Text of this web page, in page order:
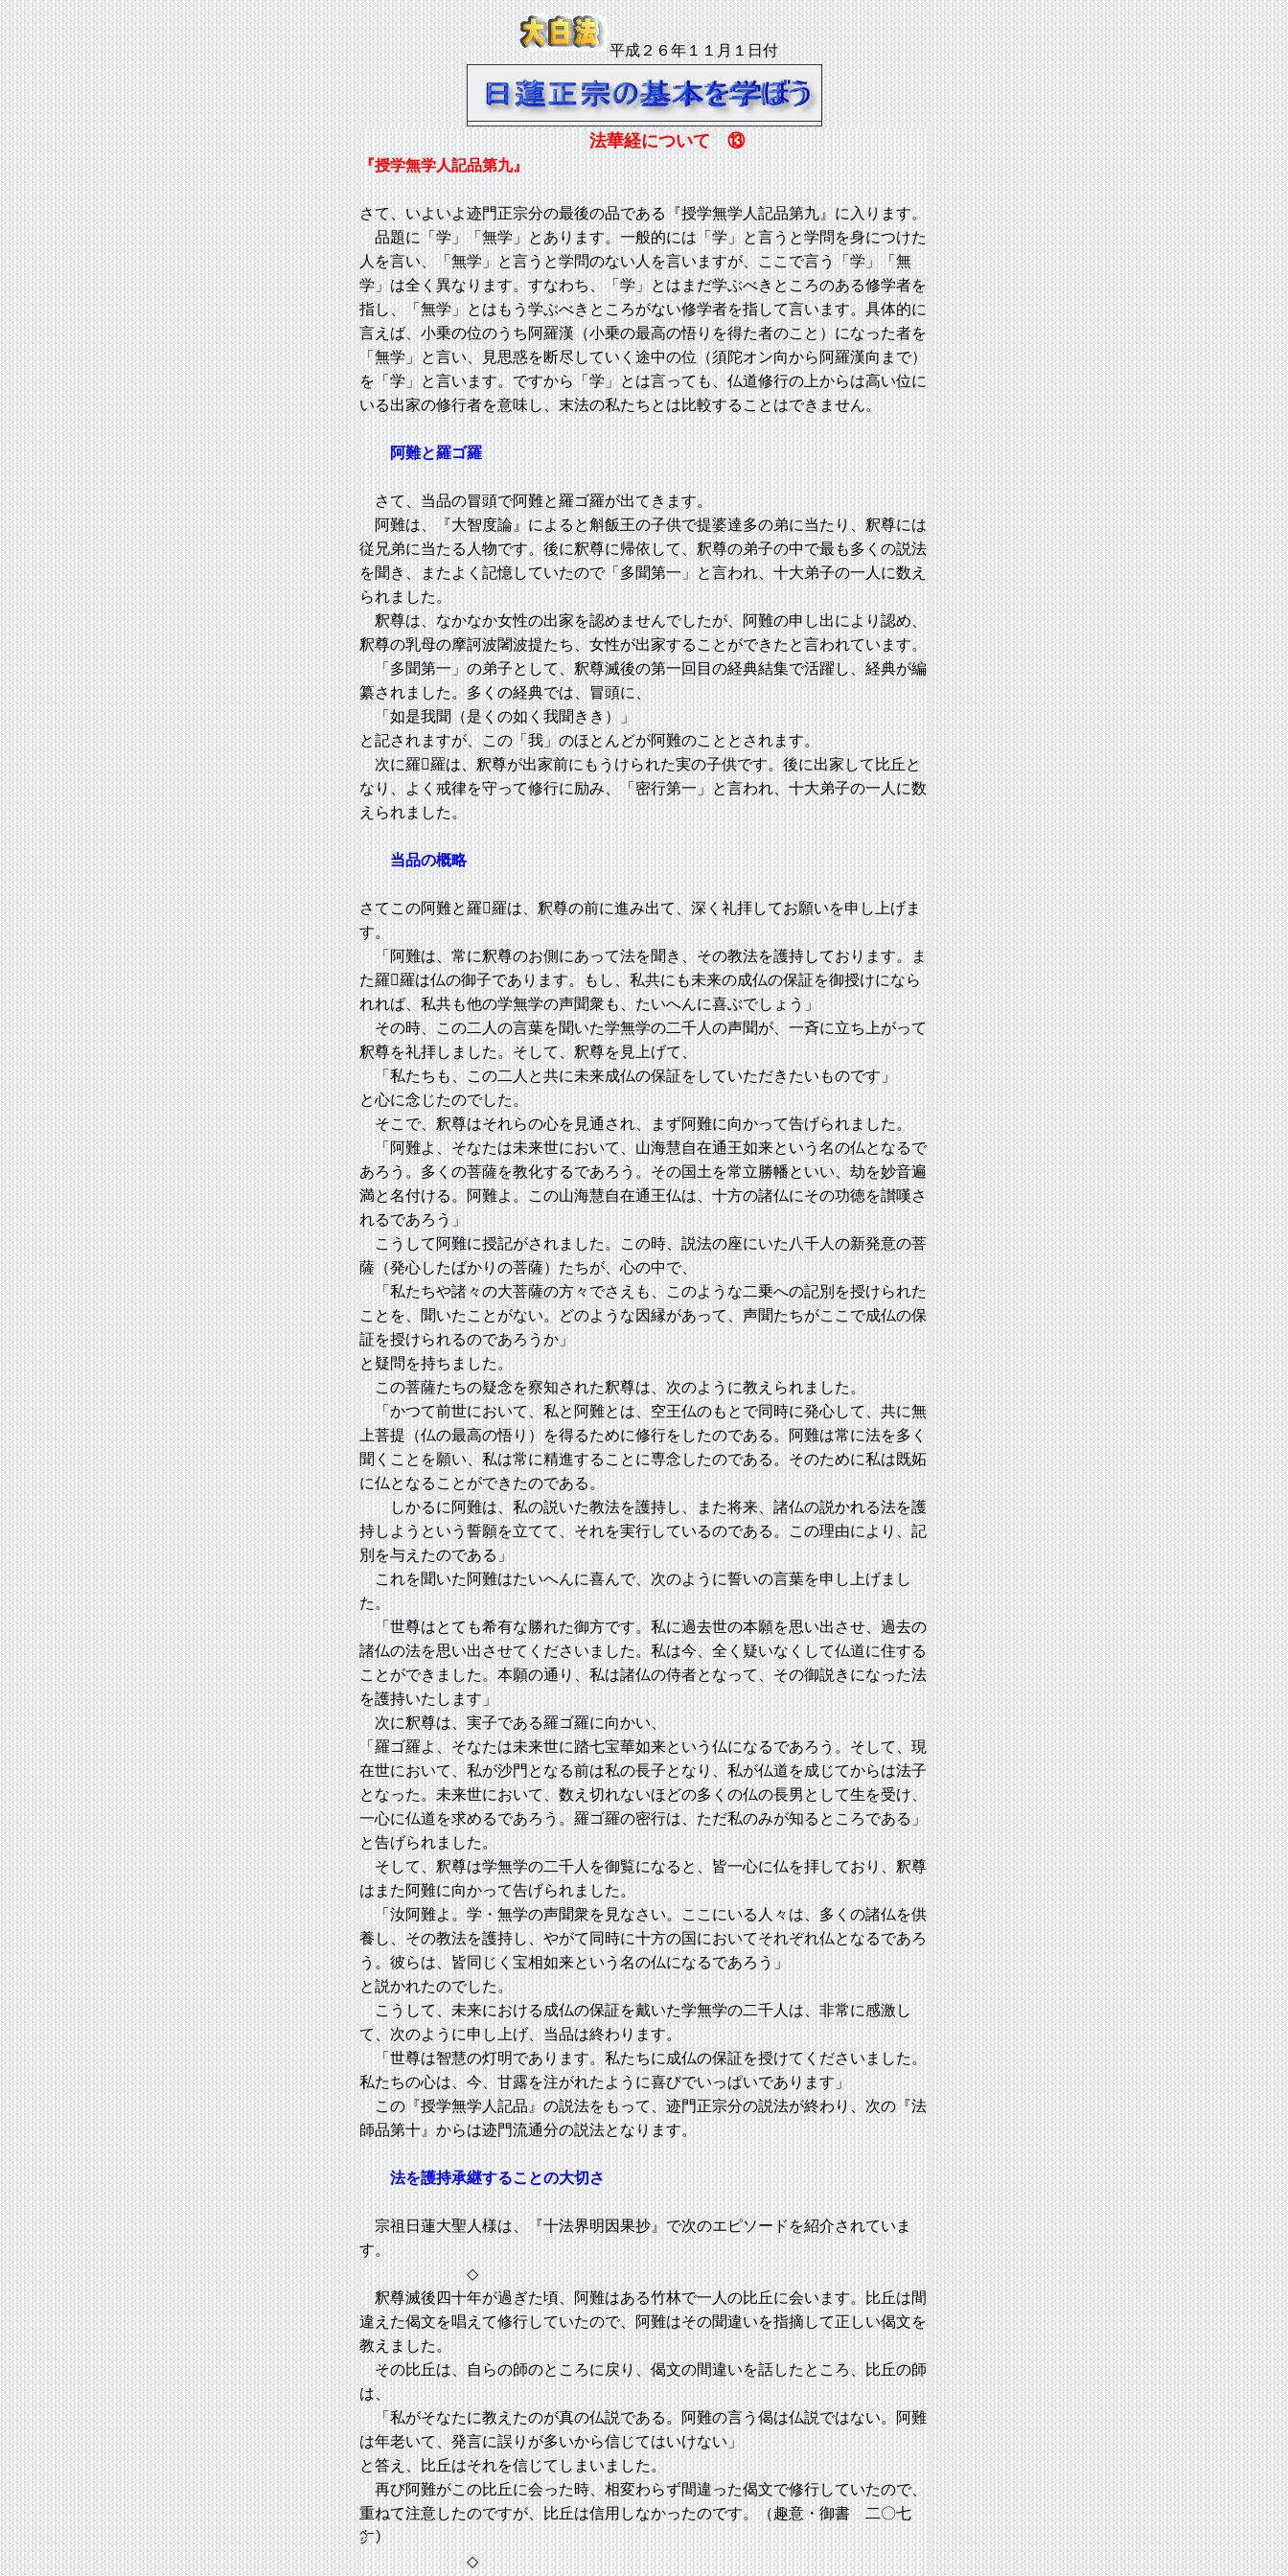
平成２６年１１月１日付
法華経について ⑬
『授学無学人記品第九』
さて、いよいよ迹門正宗分の最後の品である『授学無学人記品第九』に入ります。
品題に「学」「無学」とあります。一般的には「学」と言うと学問を身につけた
人を言い、「無学」と言うと学問のない人を言いますが、ここで言う「学」「無
学」は全く異なります。すなわち、「学」とはまだ学ぶべきところのある修学者を
指し、「無学」とはもう学ぶべきところがない修学者を指して言います。具体的に
言えば、小乗の位のうち阿羅漢（小乗の最高の悟りを得た者のこと）になった者を
「無学」と言い、見思惑を断尽していく途中の位（須陀オン向から阿羅漢向まで）
を「学」と言います。ですから「学」とは言っても、仏道修行の上からは高い位に
いる出家の修行者を意味し、末法の私たちとは比較することはできません。
阿難と羅ゴ羅
さて、当品の冒頭で阿難と羅ゴ羅が出てきます。
阿難は、『大智度論』によると斛飯王の子供で提婆達多の弟に当たり、釈尊には
従兄弟に当たる人物です。後に釈尊に帰依して、釈尊の弟子の中で最も多くの説法
を聞き、またよく記憶していたので「多聞第一」と言われ、十大弟子の一人に数え
られました。
釈尊は、なかなか女性の出家を認めませんでしたが、阿難の申し出により認め、
釈尊の乳母の摩訶波闍波提たち、女性が出家することができたと言われています。
「多聞第一」の弟子として、釈尊滅後の第一回目の経典結集で活躍し、経典が編
纂されました。多くの経典では、冒頭に、
「如是我聞（是くの如く我聞きき）」
と記されますが、この「我」のほとんどが阿難のこととされます。
次に羅羅は、釈尊が出家前にもうけられた実の子供です。後に出家して比丘と
なり、よく戒律を守って修行に励み、「密行第一」と言われ、十大弟子の一人に数
えられました。
当品の概略
さてこの阿難と羅羅は、釈尊の前に進み出て、深く礼拝してお願いを申し上げま
す。
「阿難は、常に釈尊のお側にあって法を聞き、その教法を護持しております。ま
た羅羅は仏の御子であります。もし、私共にも未来の成仏の保証を御授けになら
れれば、私共も他の学無学の声聞衆も、たいへんに喜ぶでしょう」
その時、この二人の言葉を聞いた学無学の二千人の声聞が、一斉に立ち上がって
釈尊を礼拝しました。そして、釈尊を見上げて、
「私たちも、この二人と共に未来成仏の保証をしていただきたいものです」
と心に念じたのでした。
そこで、釈尊はそれらの心を見通され、まず阿難に向かって告げられました。
「阿難よ、そなたは未来世において、山海慧自在通王如来という名の仏となるで
あろう。多くの菩薩を教化するであろう。その国土を常立勝幡といい、劫を妙音遍
満と名付ける。阿難よ。この山海慧自在通王仏は、十方の諸仏にその功徳を讃嘆さ
れるであろう」
こうして阿難に授記がされました。この時、説法の座にいた八千人の新発意の菩
薩（発心したばかりの菩薩）たちが、心の中で、
「私たちや諸々の大菩薩の方々でさえも、このような二乗への記別を授けられた
ことを、聞いたことがない。どのような因縁があって、声聞たちがここで成仏の保
証を授けられるのであろうか」
と疑問を持ちました。
この菩薩たちの疑念を察知された釈尊は、次のように教えられました。
「かつて前世において、私と阿難とは、空王仏のもとで同時に発心して、共に無
上菩提（仏の最高の悟り）を得るために修行をしたのである。阿難は常に法を多く
聞くことを願い、私は常に精進することに専念したのである。そのために私は既妬
に仏となることができたのである。
しかるに阿難は、私の説いた教法を護持し、また将来、諸仏の説かれる法を護
持しようという誓願を立てて、それを実行しているのである。この理由により、記
別を与えたのである」
これを聞いた阿難はたいへんに喜んで、次のように誓いの言葉を申し上げまし
た。
「世尊はとても希有な勝れた御方です。私に過去世の本願を思い出させ、過去の
諸仏の法を思い出させてくださいました。私は今、全く疑いなくして仏道に住する
ことができました。本願の通り、私は諸仏の侍者となって、その御説きになった法
を護持いたします」
次に釈尊は、実子である羅ゴ羅に向かい、
「羅ゴ羅よ、そなたは未来世に踏七宝華如来という仏になるであろう。そして、現
在世において、私が沙門となる前は私の長子となり、私が仏道を成じてからは法子
となった。未来世において、数え切れないほどの多くの仏の長男として生を受け、
一心に仏道を求めるであろう。羅ゴ羅の密行は、ただ私のみが知るところである」
と告げられました。
そして、釈尊は学無学の二千人を御覧になると、皆一心に仏を拝しており、釈尊
はまた阿難に向かって告げられました。
「汝阿難よ。学・無学の声聞衆を見なさい。ここにいる人々は、多くの諸仏を供
養し、その教法を護持し、やがて同時に十方の国においてそれぞれ仏となるであろ
う。彼らは、皆同じく宝相如来という名の仏になるであろう」
と説かれたのでした。
こうして、未来における成仏の保証を戴いた学無学の二千人は、非常に感激し
て、次のように申し上げ、当品は終わります。
「世尊は智慧の灯明であります。私たちに成仏の保証を授けてくださいました。
私たちの心は、今、甘露を注がれたように喜びでいっぱいであります」
この『授学無学人記品』の説法をもって、迹門正宗分の説法が終わり、次の『法
師品第十』からは迹門流通分の説法となります。
法を護持承継することの大切さ
宗祖日蓮大聖人様は、『十法界明因果抄』で次のエピソードを紹介されていま
す。
◇
釈尊滅後四十年が過ぎた頃、阿難はある竹林で一人の比丘に会います。比丘は間
違えた偈文を唱えて修行していたので、阿難はその聞違いを指摘して正しい偈文を
教えました。
その比丘は、自らの師のところに戻り、偈文の間違いを話したところ、比丘の師
は、
「私がそなたに教えたのが真の仏説である。阿難の言う偈は仏説ではない。阿難
は年老いて、発言に誤りが多いから信じてはいけない」
と答え、比丘はそれを信じてしまいました。
再び阿難がこの比丘に会った時、相変わらず間違った偈文で修行していたので、
重ねて注意したのですが、比丘は信用しなかったのです。（趣意・御書 二〇七
㌻）
◇